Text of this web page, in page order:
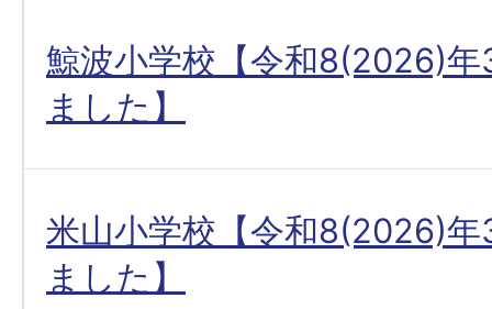
鯨波小学校【令和8(2026)
ました】
米山小学校【令和8(2026)
ました】